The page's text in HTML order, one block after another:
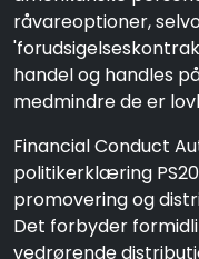
råvareoptioner,
handel og handles
medmindre de er
Financial Conduct
politikerklæring
promovering og
Det forbyder
vedrørende